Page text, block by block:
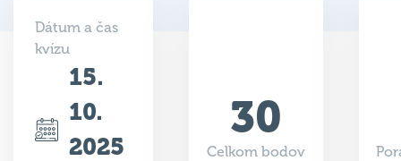
Dátum a čas
kvízu
15.
10.
2025
30
Celkom bodov